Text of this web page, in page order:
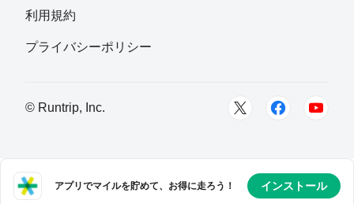
利用規約
プライバシーポリシー
© Runtrip, Inc.
アプリでマイルを貯めて、お得に走ろう！ インストール